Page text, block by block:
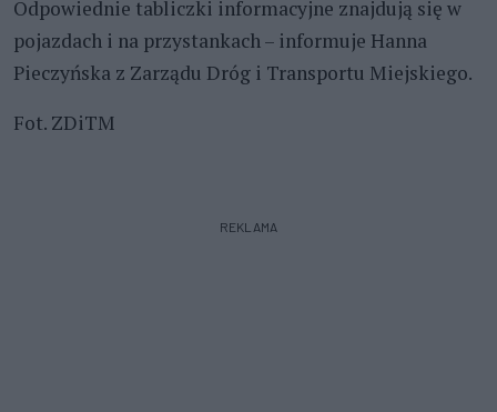
Odpowiednie tabliczki informacyjne znajdują się w
pojazdach i na przystankach – informuje Hanna
Pieczyńska z Zarządu Dróg i Transportu Miejskiego.
Fot. ZDiTM
REKLAMA